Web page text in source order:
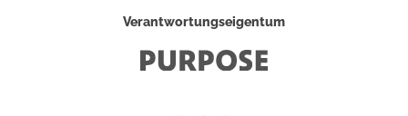
Verantwortungseigentum